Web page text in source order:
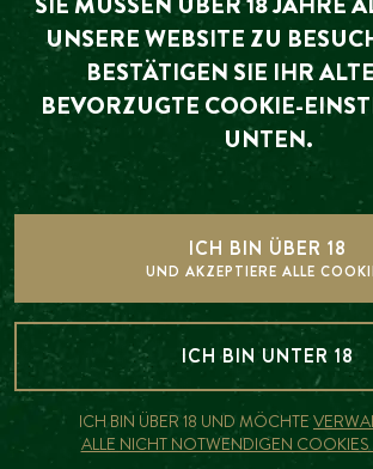
Die Veranstaltung, nach
Sie suchen, hat bereits
stattgefunden. Wir laden
ein, unsere
Veranstaltungen zu
erkunden.
KOMMENDE
VERANSTALTUNGEN
ANZEIGEN
Derzeit sind keine
geplant
HÄUFIG GESTELLTE
KANN ICH EINEN
UNSERE WEBSITE ZU
BESTÄTIGEN SIE IHR
BEVORZUGTE COOKIE-
UNTEN.
ICH BIN ÜBER 18
UND AKZEPTIERE ALLE
ICH BIN UNTER 18
ICH BIN ÜBER 18 UND MÖCHTE
ALLE NICHT NOTWENDIGEN COOKIES